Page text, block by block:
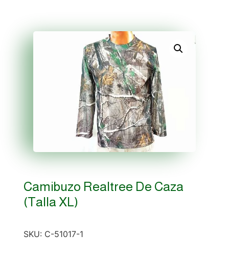
Camibuzo Realtree De Caza
(Talla XL)
SKU: C-51017-1